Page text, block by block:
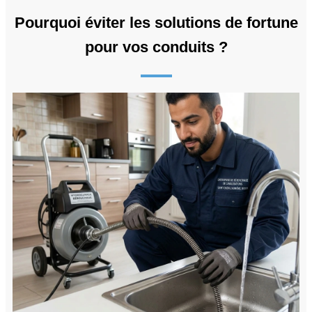
Pourquoi éviter les solutions de fortune
pour vos conduits ?